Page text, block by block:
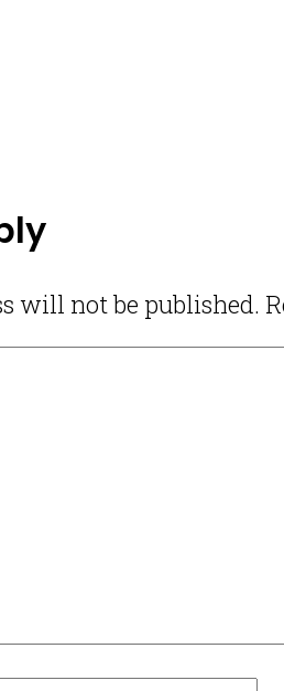
will not be published.